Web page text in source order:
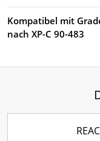
Kompatibel mit
nach XP-C 90-483